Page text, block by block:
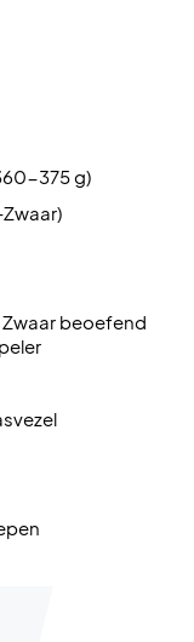
geconstrueerde
frame dat
de framekant die
krachtige
padelracket nu!
375 g)
beoefend